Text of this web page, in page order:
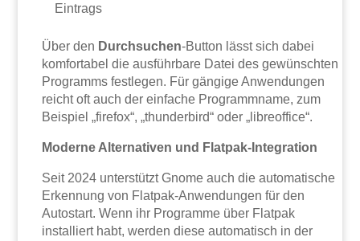
Eintrags
Über den Durchsuchen-Button lässt sich dabei
komfortabel die ausführbare Datei des gewünschten
Programms festlegen. Für gängige Anwendungen
reicht oft auch der einfache Programmname, zum
Beispiel „firefox“, „thunderbird“ oder „libreoffice“.
Moderne Alternativen und Flatpak-Integration
Seit 2024 unterstützt Gnome auch die automatische
Erkennung von Flatpak-Anwendungen für den
Autostart. Wenn ihr Programme über Flatpak
installiert habt, werden diese automatisch in der